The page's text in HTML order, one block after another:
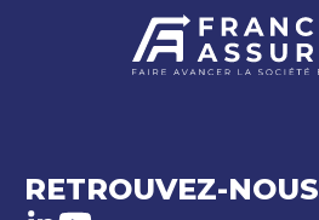
RETROUVEZ-NOUS